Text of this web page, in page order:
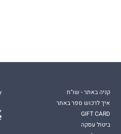
קניה באתר - שו"ת
איך לרכוש ספר באתר
GIFT CARD
ביטול עסקה